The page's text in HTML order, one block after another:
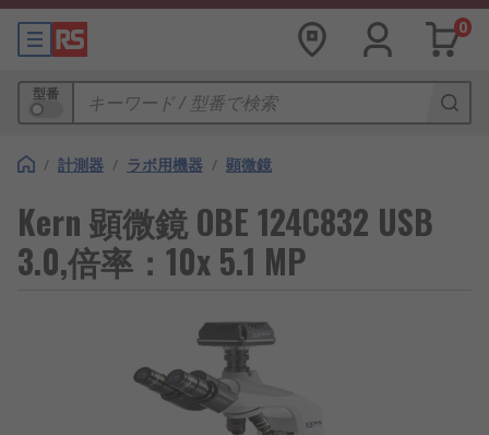
0
型番
/ 計測器 / ラボ用機器 / 顕微鏡
Kern 顕微鏡 OBE 124C832 USB
3.0,倍率：10x 5.1 MP